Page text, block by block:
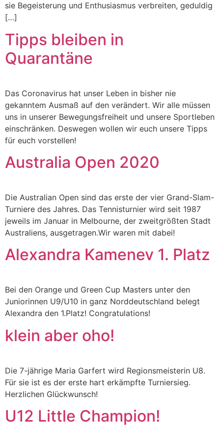
sie Begeisterung und Enthusiasmus verbreiten, geduldig
[…]
Tipps bleiben in
Quarantäne
Das Coronavirus hat unser Leben in bisher nie
gekanntem Ausmaß auf den verändert. Wir alle müssen
uns in unserer Bewegungsfreiheit und unsere Sportleben
einschränken. Deswegen wollen wir euch unsere Tipps
für euch vorstellen!
Australia Open 2020
Die Australian Open sind das erste der vier Grand-Slam-
Turniere des Jahres. Das Tennisturnier wird seit 1987
jeweils im Januar in Melbourne, der zweitgrößten Stadt
Australiens, ausgetragen.Wir waren mit dabei!
Alexandra Kamenev 1. Platz
Bei den Orange und Green Cup Masters unter den
Juniorinnen U9/U10 in ganz Norddeutschland belegt
Alexandra den 1.Platz! Congratulations!
klein aber oho!
Die 7-jährige Maria Garfert wird Regionsmeisterin U8.
Für sie ist es der erste hart erkämpfte Turniersieg.
Herzlichen Glückwunsch!
U12 Little Champion!